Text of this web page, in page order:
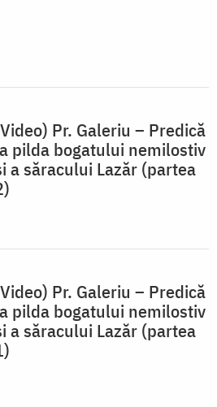
Pr. Galeriu – Predică
pilda bogatului nemilostiv
a săracului Lazăr (partea
Pr. Galeriu – Predică
pilda bogatului nemilostiv
a săracului Lazăr (partea